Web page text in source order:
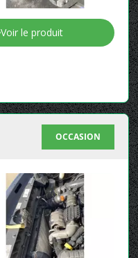
Voir le produit
OCCASION